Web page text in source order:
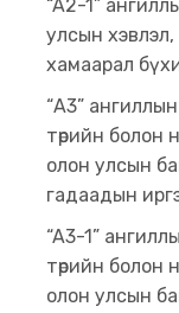
“A2-1”
улсын
хамаарал
“А3”
төрийн болон
олон улсын
гадаадын
“A3-1”
төрийн болон
олон улсын